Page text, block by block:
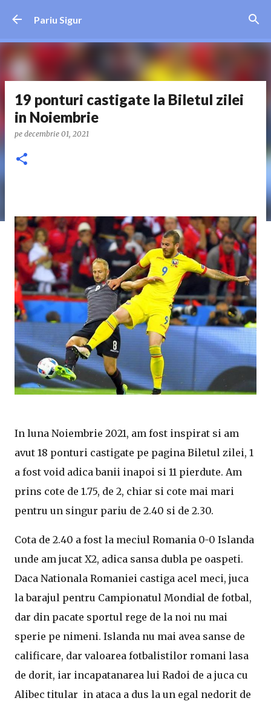
Treceți la conținutul principal
Pariu Sigur
19 ponturi castigate la Biletul zilei
in Noiembrie
pe decembrie 01, 2021
In luna Noiembrie 2021, am fost inspirat si am
avut 18 ponturi castigate pe pagina Biletul zilei, 1
a fost void adica banii inapoi si 11 pierdute. Am
prins cote de 1.75, de 2, chiar si cote mai mari
pentru un singur pariu de 2.40 si de 2.30.
Cota de 2.40 a fost la meciul Romania 0-0 Islanda
unde am jucat X2, adica sansa dubla pe oaspeti.
Daca Nationala Romaniei castiga acel meci, juca
la barajul pentru Campionatul Mondial de fotbal,
dar din pacate sportul rege de la noi nu mai
sperie pe nimeni. Islanda nu mai avea sanse de
calificare, dar valoarea fotbalistilor romani lasa
de dorit, iar incapatanarea lui Radoi de a juca cu
Alibec titular in ataca a dus la un egal nedorit de